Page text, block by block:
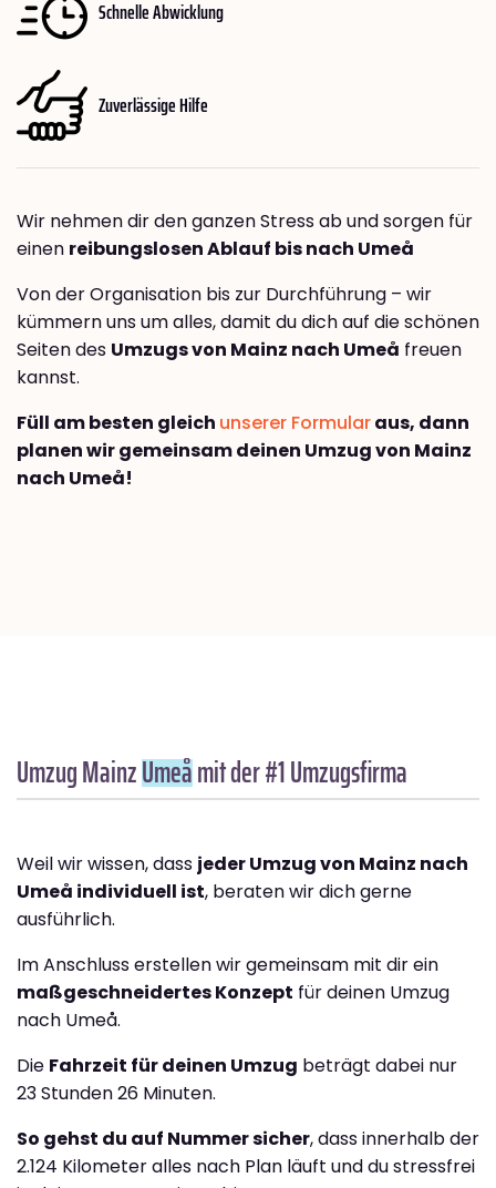
Schnelle Abwicklung
Zuverlässige Hilfe
Wir nehmen dir den ganzen Stress ab und sorgen für
einen reibungslosen Ablauf bis nach Umeå
Von der Organisation bis zur Durchführung – wir
kümmern uns um alles, damit du dich auf die schönen
Seiten des Umzugs von Mainz nach Umeå freuen
kannst.
Füll am besten gleich unserer Formularaus, dann
planen wir gemeinsam deinen Umzug von Mainz
nach Umeå!
Umzug MainzUmeåmit der #1 Umzugsfirma
Weil wir wissen, dass jeder Umzug von Mainz nach
Umeå individuell ist, beraten wir dich gerne
ausführlich.
Im Anschluss erstellen wir gemeinsam mit dir ein
maßgeschneidertes Konzept für deinen Umzug
nach Umeå.
Die Fahrzeit für deinen Umzug beträgt dabei nur
23 Stunden 26 Minuten.
So gehst du auf Nummer sicher, dass innerhalb der
2.124 Kilometer alles nach Plan läuft und du stressfrei